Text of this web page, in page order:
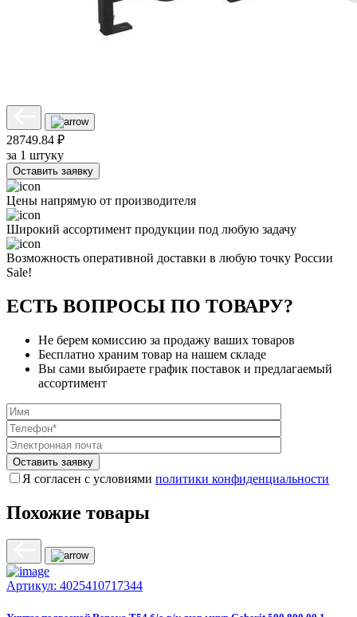
28749.84 ₽
за 1 штуку
Оставить заявку
Цены напрямую от производителя
Широкий ассортимент продукции под любую задачу
Возможность оперативной доставки в любую точку России
Sale!
ЕСТЬ ВОПРОСЫ ПО ТОВАРУ?
Не берем комиссию за продажу ваших товаров
Бесплатно храним товар на нашем складе
Вы сами выбираете график поставок и предлагаемый
ассортимент
Я согласен с условиями политики конфиденциальности
Похожие товары
Артикул: 4025410717344